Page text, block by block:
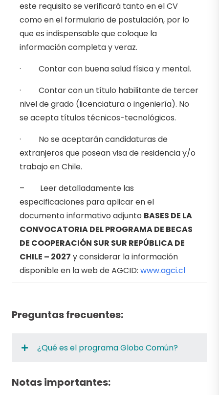
este requisito se verificará tanto en el CV
como en el formulario de postulación, por lo
que es indispensable que coloque la
información completa y veraz.
· Contar con buena salud física y mental.
· Contar con un título habilitante de tercer
nivel de grado (licenciatura o ingeniería). No
se acepta títulos técnicos-tecnológicos.
· No se aceptarán candidaturas de
extranjeros que posean visa de residencia y/o
trabajo en Chile.
– Leer detalladamente las
especificaciones para aplicar en el
documento informativo adjunto BASES DE LA
CONVOCATORIA DELPROGRAMA DE BECAS
DE COOPERACIÓN SUR SUR REPÚBLICA DE
CHILE – 2027 y considerar la información
disponible en la web de AGCID: www.agci.cl
Preguntas frecuentes:
¿Qué es el programa Globo Común?
Notas importantes: